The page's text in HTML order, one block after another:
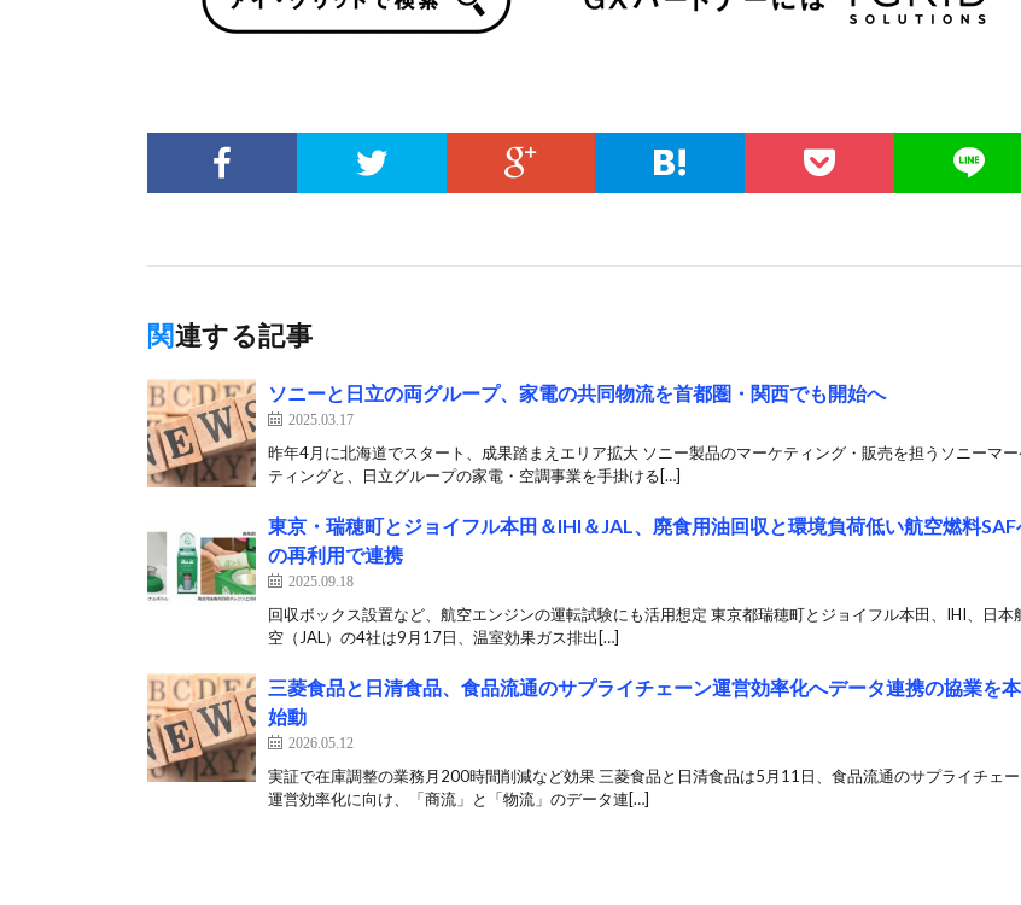
関連する記事
ソニーと日立の両グループ、家電の共同物流を首都圏・関西でも開始へ
2025.03.17
昨年4月に北海道でスタート、成果踏まえエリア拡大 ソニー製品のマーケティング・販売を担うソニーマー
ティングと、日立グループの家電・空調事業を手掛ける[…]
東京・瑞穂町とジョイフル本田＆IHI＆JAL、廃食用油回収と環境負荷低い航空燃料SAF
の再利用で連携
2025.09.18
回収ボックス設置など、航空エンジンの運転試験にも活用想定 東京都瑞穂町とジョイフル本田、IHI、日本
空（JAL）の4社は9月17日、温室効果ガス排出[…]
三菱食品と日清食品、食品流通のサプライチェーン運営効率化へデータ連携の協業を
始動
2026.05.12
実証で在庫調整の業務月200時間削減など効果 三菱食品と日清食品は5月11日、食品流通のサプライチェ
運営効率化に向け、「商流」と「物流」のデータ連[…]